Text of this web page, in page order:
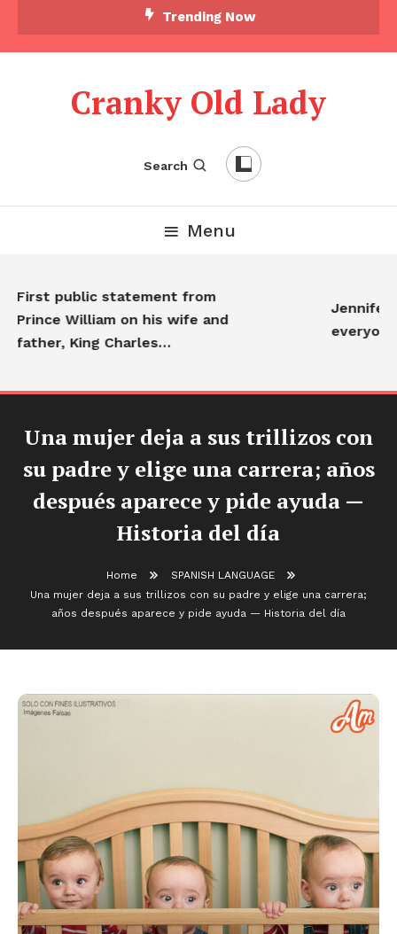
Trending Now
Cranky Old Lady
Search
Menu
First public statement from
Prince William on his wife and
father, King Charles…
Jennifer
Una mujer deja a sus trillizos con
su padre y elige una carrera; años
después aparece y pide ayuda —
Historia del día
Home
SPANISH LANGUAGE
Una mujer deja a sus trillizos con su padre y elige una carrera;
años después aparece y pide ayuda — Historia del día